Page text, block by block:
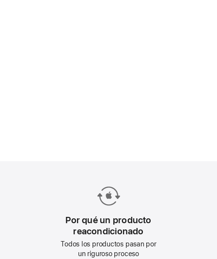
Por qué un producto
reacondicionado
Todos los productos pasan por
un riguroso proceso